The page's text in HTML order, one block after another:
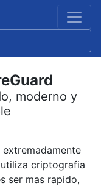
moderno y
criptografia
ser mas rapido,